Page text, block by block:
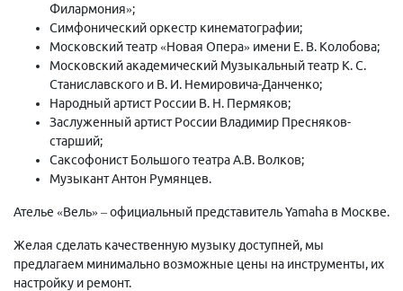
Филармония»;
Симфонический оркестр кинематографии;
Московский театр «Новая Опера» имени Е. В. Колобова;
Московский академический Музыкальный театр К. С.
Станиславского и В. И. Немировича-Данченко;
Народный артист России В. Н. Пермяков;
Заслуженный артист России Владимир Пресняков-
старший;
Саксофонист Большого театра А.В. Волков;
Музыкант Антон Румянцев.
Ателье «Вель» – официальный представитель Yamaha в Москве.
Желая сделать качественную музыку доступней, мы
предлагаем минимально возможные цены на инструменты, их
настройку и ремонт.